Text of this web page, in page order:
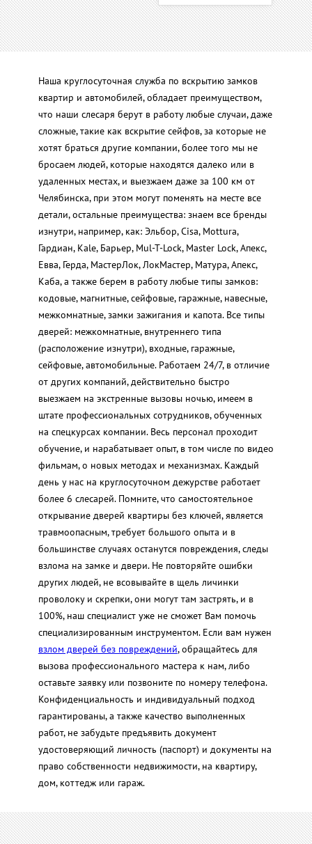
Наша круглосуточная служба по вскрытию замков
квартир и автомобилей, обладает преимуществом,
что наши слесаря берут в работу любые случаи, даже
сложные, такие как вскрытие сейфов, за которые не
хотят браться другие компании, более того мы не
бросаем людей, которые находятся далеко или в
удаленных местах, и выезжаем даже за 100 км от
Челябинска, при этом могут поменять на месте все
детали, остальные преимущества: знаем все бренды
изнутри, например, как: Эльбор, Cisa, Mottura,
Гардиан, Kale, Барьер, Mul-T-Lock, Master Lock, Апекс,
Евва, Герда, МастерЛок, ЛокМастер, Матура, Апекс,
Каба, а также берем в работу любые типы замков:
кодовые, магнитные, сейфовые, гаражные, навесные,
межкомнатные, замки зажигания и капота. Все типы
дверей: межкомнатные, внутреннего типа
(расположение изнутри), входные, гаражные,
сейфовые, автомобильные. Работаем 24/7, в отличие
от других компаний, действительно быстро
выезжаем на экстренные вызовы ночью, имеем в
штате профессиональных сотрудников, обученных
на спецкурсах компании. Весь персонал проходит
обучение, и нарабатывает опыт, в том числе по видео
фильмам, о новых методах и механизмах. Каждый
день у нас на круглосуточном дежурстве работает
более 6 слесарей. Помните, что самостоятельное
открывание дверей квартиры без ключей, является
травмоопасным, требует большого опыта и в
большинстве случаях останутся повреждения, следы
взлома на замке и двери. Не повторяйте ошибки
других людей, не всовывайте в щель личинки
проволоку и скрепки, они могут там застрять, и в
100%, наш специалист уже не сможет Вам помочь
специализированным инструментом. Если вам нужен
взлом дверей без повреждений, обращайтесь для
вызова профессионального мастера к нам, либо
оставьте заявку или позвоните по номеру телефона.
Конфиденциальность и индивидуальный подход
гарантированы, а также качество выполненных
работ, не забудьте предъявить документ
удостоверяющий личность (паспорт) и документы на
право собственности недвижимости, на квартиру,
дом, коттедж или гараж.